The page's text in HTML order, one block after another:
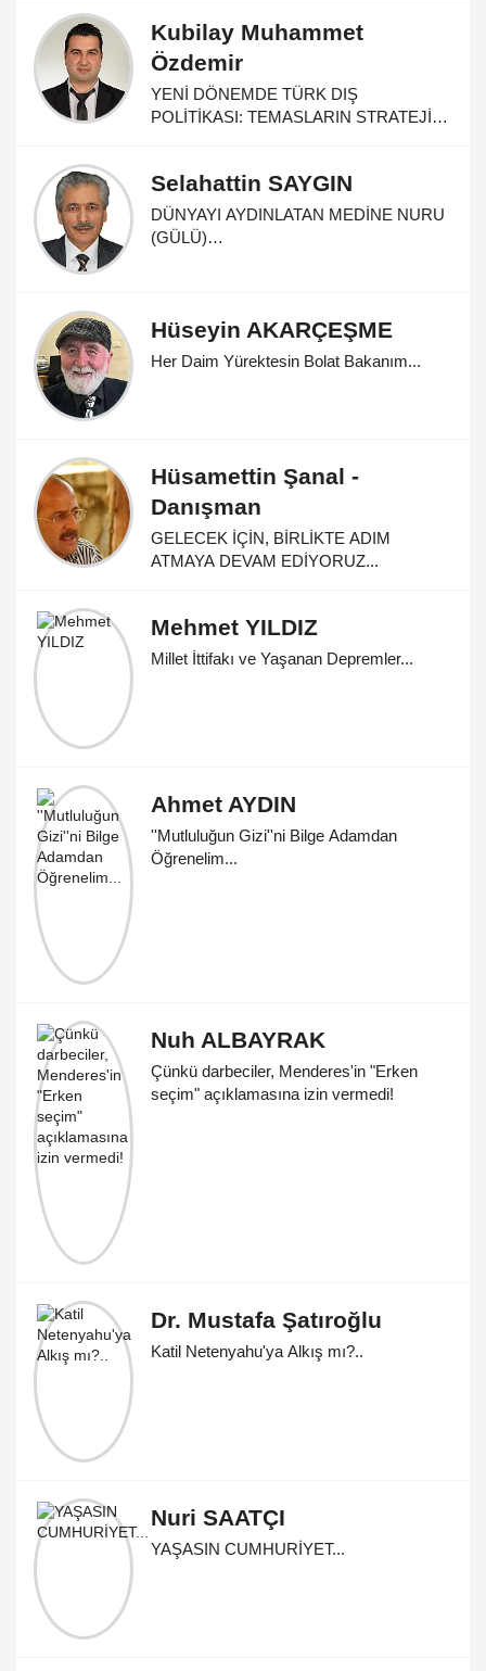
Kubilay Muhammet
Özdemir
YENİ DÖNEMDE TÜRK DIŞ
POLİTİKASI: TEMASLARIN STRATEJİK
Selahattin SAYGIN
DÜNYAYI AYDINLATAN MEDİNE NURU
(GÜLÜ)…
Hüseyin AKARÇEŞME
Her Daim Yürektesin Bolat Bakanım...
Hüsamettin Şanal -
Danışman
GELECEK İÇİN, BİRLİKTE ADIM
ATMAYA DEVAM EDİYORUZ...
Mehmet YILDIZ
Millet İttifakı ve Yaşanan Depremler...
Ahmet AYDIN
''Mutluluğun Gizi''ni Bilge Adamdan
Öğrenelim...
Nuh ALBAYRAK
Çünkü darbeciler, Menderes'in "Erken
seçim" açıklamasına izin vermedi!
Dr. Mustafa Şatıroğlu
Katil Netenyahu'ya Alkış mı?..
Nuri SAATÇI
YAŞASIN CUMHURİYET...